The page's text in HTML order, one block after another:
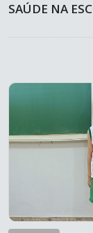
SAÚDE NA